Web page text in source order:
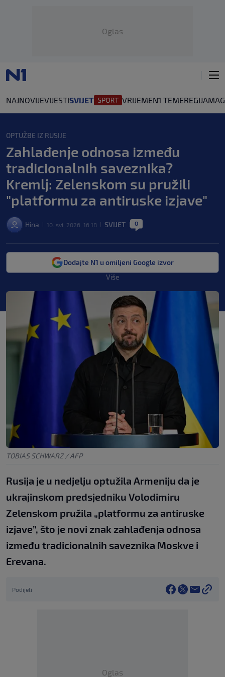
Oglas
NAJNOVIJEVIJESTISVIJET VRIJEMEN1 TEMEREGIJA
OPTUŽBE IZ RUSIJE
Zahlađenje odnosa između
tradicionalnih saveznika?
Kremlj: Zelenskom su pružili
"platformu za antiruske izjave"
Hina 10. svi. 2026. 16:18 SVIJET 0
Dodajte N1 u omiljeni Google izvor
Više
TOBIAS SCHWARZ / AFP
Rusija je u nedjelju optužila Armeniju da je
ukrajinskom predsjedniku Volodimiru
Zelenskom pružila „platformu za antiruske
izjave”, što je novi znak zahlađenja odnosa
između tradicionalnih saveznika Moskve i
Erevana.
Podijeli
Oglas